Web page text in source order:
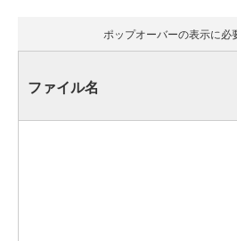
ポップオーバーの表示に必
ファイル名